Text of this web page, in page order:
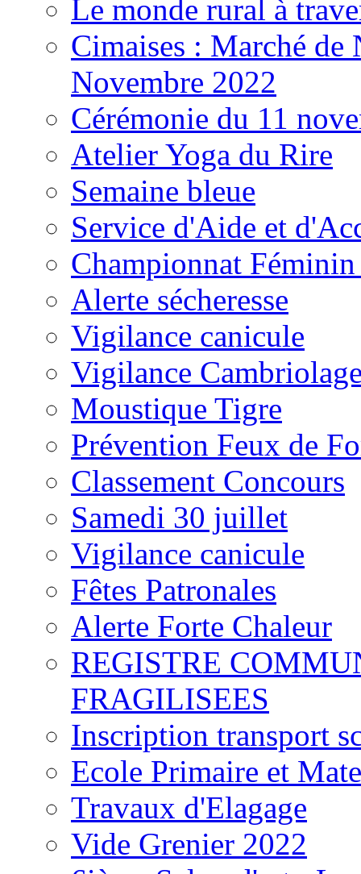
Le monde rural à
Cimaises : Marché de
Novembre 2022
Cérémonie du 11
Atelier Yoga du Rire
Semaine bleue
Service d'Aide et
Championnat
Alerte sécheresse
Vigilance canicule
Vigilance
Moustique Tigre
Prévention Feux de
Classement Concours
Samedi 30 juillet
Vigilance canicule
Fêtes Patronales
Alerte Forte Chaleur
REGISTRE
FRAGILISEES
Inscription transport
Ecole Primaire et
Travaux d'Elagage
Vide Grenier 2022